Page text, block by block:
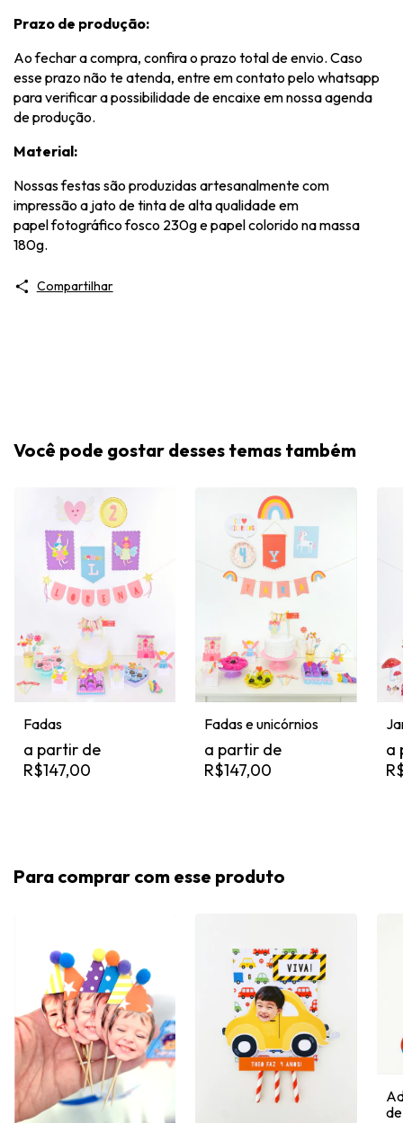
Prazo de produção:
Ao fechar a compra, confira o prazo total de envio. Caso
esse prazo não te atenda, entre em contato pelo whatsapp
para verificar a possibilidade de encaixe em nossa agenda
de produção.
Material:
Nossas festas são produzidas artesanalmente com
impressão a jato de tinta de alta qualidade em
papel fotográfico fosco 230g e papel colorido na massa
180g.
Compartilhar
Você pode gostar desses temas também
Fadas
R$147,00
Fadas e unicórnios
R$147,00
Para comprar com esse produto